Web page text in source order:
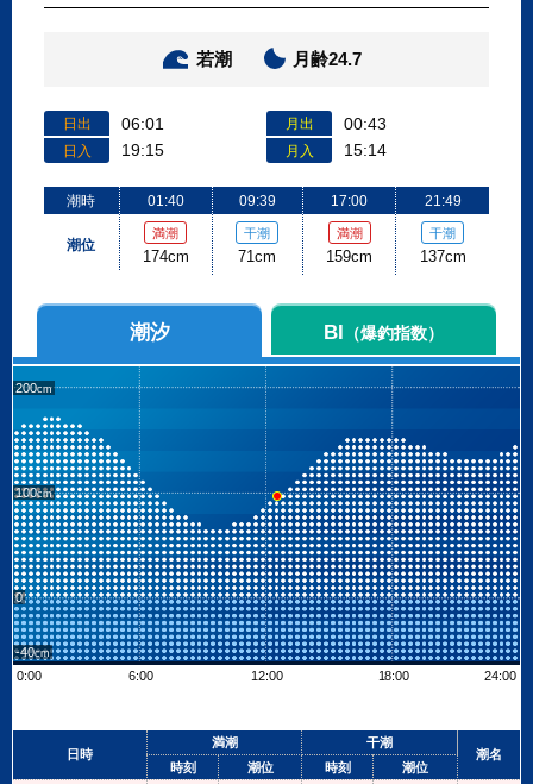
若潮 月齢24.7
日出 06:01
日入 19:15
月出 00:43
月入 15:14
潮時
潮位
01:40
満潮
174cm
09:39
干潮
71cm
17:00
満潮
159cm
21:49
干潮
137cm
潮汐 BI （爆釣指数）
200
100
0
-40
0:00
6:00 12:00 18:00 24:00
+
日時
満潮
干潮
潮名
時刻
潮位 時刻 潮位